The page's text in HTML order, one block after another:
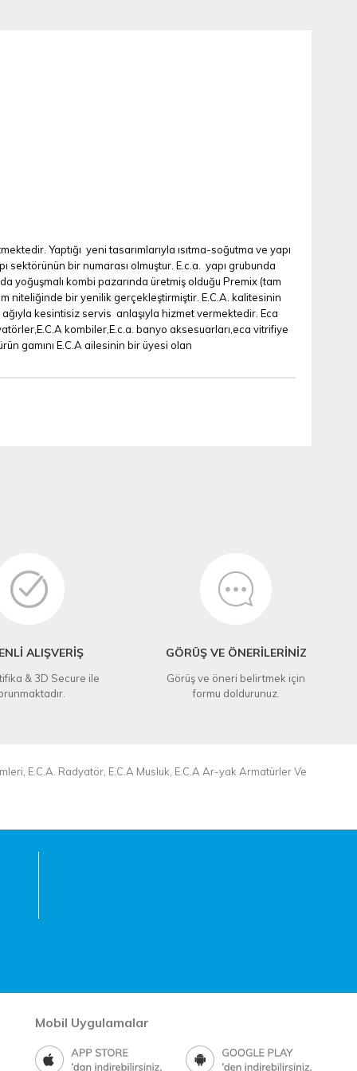
Yaptığı yeni tasarımlarıyla ısıtma-soğutma ve yapı
sektörünün bir numarası olmuştur. E.c.a. yapı grubunda
yoğuşmalı kombi pazarında üretmiş olduğu Premix (tam
niteliğinde bir yenilik gerçekleştirmiştir. E.C.A. kalitesinin
kesintisiz servis anlaşıyla hizmet vermektedir. Eca
kombiler,E.c.a. banyo aksesuarları,eca vitrifiye
gamını E.C.A ailesinin bir üyesi olan
ALIŞVERİŞ
& 3D Secure ile
GÖRÜŞ VE ÖNERİLERİNİZ
Görüş ve öneri belirtmek için
formu doldurunuz.
E.C.A. Radyatör, E.C.A Musluk, E.C.A Ar-yak Armatürler Ve
Mobil Uygulamalar